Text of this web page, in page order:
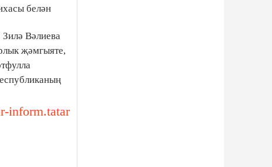
белән
Зилә Вәлиева
җәмгыяте,
inform.tatar